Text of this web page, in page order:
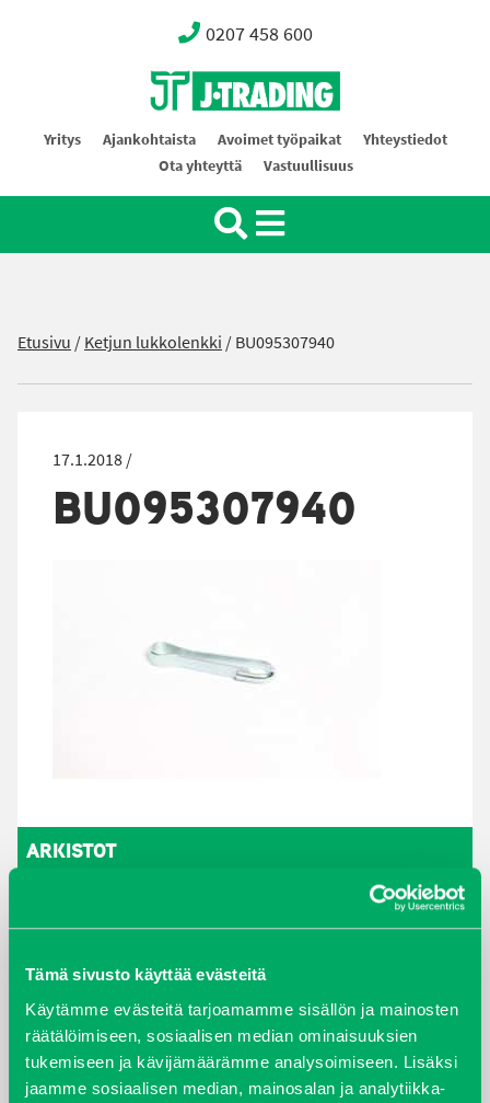
Tämä sivusto käyttää evästeitä
Käytämme evästeitä tarjoamamme sisällön ja mainosten
räätälöimiseen, sosiaalisen median ominaisuuksien
tukemiseen ja kävijämäärämme analysoimiseen. Lisäksi
jaamme sosiaalisen median, mainosalan ja analytiikka-
0207 458 600
Oy J-Trading Ab
Yritys Ajankohtaista Avoimet työpaikat
Yhteystiedot
Ota yhteyttä
Vastuullisuus
Etusivu /Ketjun lukkolenkki /BU095307940
17.1.2018 /
BU095307940
ARKISTOT
syyskuu 2023
joulukuu 2022